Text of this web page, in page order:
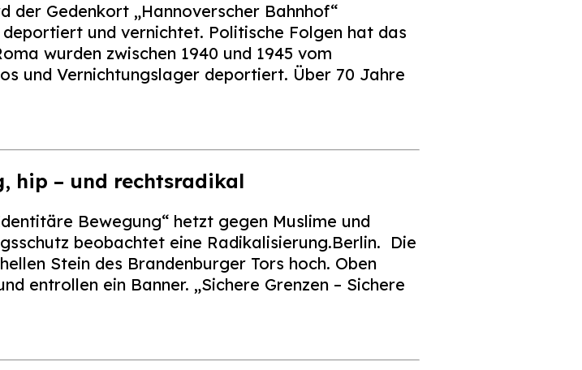
Gedenkort „Hannoverscher Bahnhof“
und vernichtet. Politische Folgen hat das
wurden zwischen 1940 und 1945 vom
und Vernichtungslager deportiert. Über 70 Jahre
hip – und rechtsradikal
Bewegung“ hetzt gegen Muslime und
beobachtet eine Radikalisierung.Berlin. Die
Stein des Brandenburger Tors hoch. Oben
entrollen ein Banner. „Sichere Grenzen – Sichere